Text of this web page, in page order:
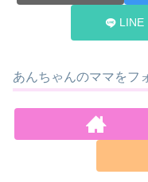
LINE
あんちゃんのママをフ